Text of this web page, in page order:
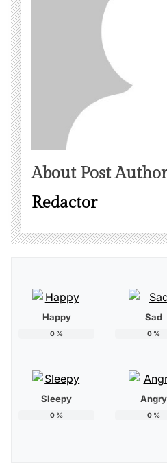
About Post Author
Redactor
Happy
0 %
Sad
0%
Sleepy
0 %
Angry
0%